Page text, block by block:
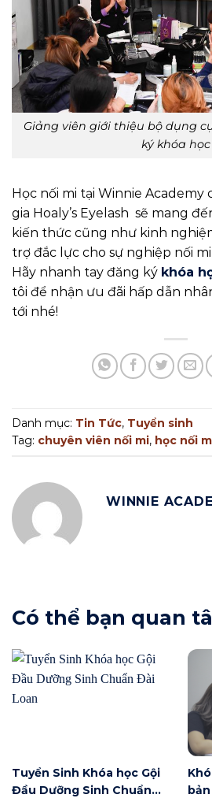
Giảng viên giới thiệu bộ dụng
ký khóa học
Học nối mi tại Winnie
gia Hoaly’s Eyelash sẽ mang
kiến thức cũng như kinh
trợ đắc lực cho sự nghiệp nối
Hãy nhanh tay đăng ký khóa
tôi để nhận ưu đãi hấp dẫn
tới nhé!
Danh mục: Tin Tức, Tuyển sinh
Tag: chuyên viên nối mi, học nối
WINNIE
Có thể bạn quan
Tuyển Sinh Khóa học Gội
Đầu Dưỡng Sinh Chuẩn